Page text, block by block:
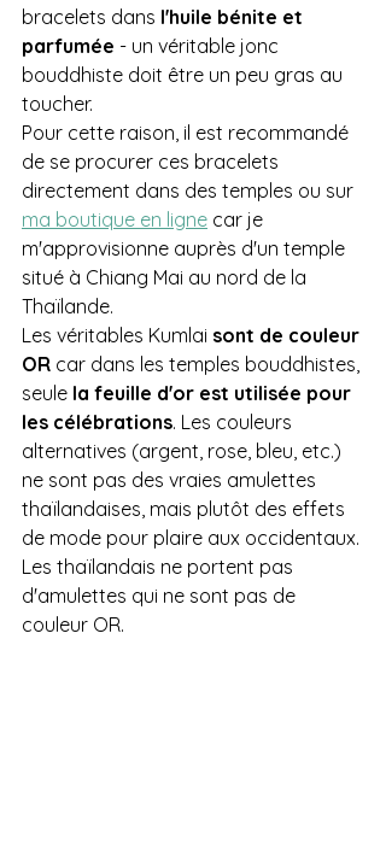
bracelets dans l'huile bénite et
parfumée - un véritable jonc
bouddhiste doit être un peu gras au
toucher.
Pour cette raison, il est recommandé
de se procurer ces bracelets
directement dans des temples ou sur
ma boutique en ligne car je
m'approvisionne auprès d'un temple
situé à Chiang Mai au nord de la
Thaïlande.
Les véritables Kumlai sont de couleur
OR car dans les temples bouddhistes,
seule la feuille d'or est utilisée pour
les célébrations. Les couleurs
alternatives (argent, rose, bleu, etc.)
ne sont pas des vraies amulettes
thaïlandaises, mais plutôt des effets
de mode pour plaire aux occidentaux.
Les thaïlandais ne portent pas
d'amulettes qui ne sont pas de
couleur OR.